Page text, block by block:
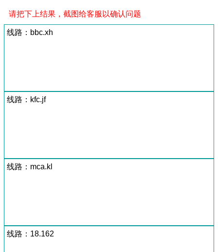
请把下上结果，截图给客服以确认问题
线路：bbc.xh
线路：kfc.jf
线路：mca.kl
线路：18.162